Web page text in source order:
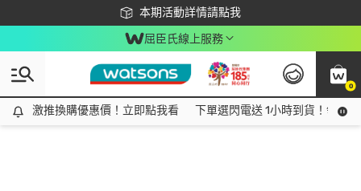
本期活動詳情請點我
下載app最高回饋$350
屈臣氏線上服務
0
激推換購優惠價！立即點我看
激推換購優惠價！立即點我看 下單選閃電送 1小時到貨！領神